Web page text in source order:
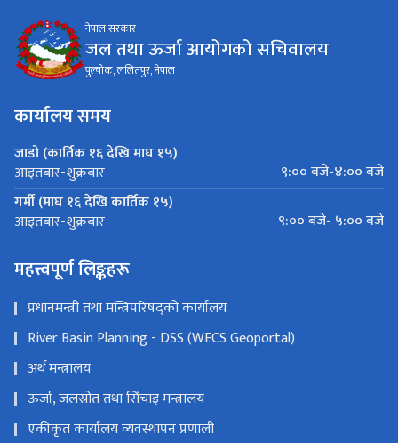
नेपाल सरकार
जल तथा ऊर्जा आयोगको सचिवालय
पुल्चोक, ललितपुर, नेपाल
कार्यालय समय
जाडो (कार्तिक १६ देखि माघ १५)
आइतबार-शुक्रबार
९:०० बजे-४:०० बजे
गर्मी (माघ १६ देखि कार्तिक १५)
आइतबार-शुक्रबार ९:०० बजे- ५:०० बजे
महत्त्वपूर्ण लिङ्कहरू
प्रधानमन्त्री तथा मन्त्रिपरिषद्को कार्यालय
River Basin Planning - DSS (WECS Geoportal)
अर्थ मन्त्रालय
ऊर्जा, जलस्रोत तथा सिँचाइ मन्त्रालय
एकीकृत कार्यालय व्यवस्थापन प्रणाली